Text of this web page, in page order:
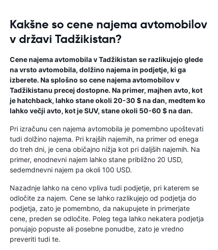
Kakšne so cene najema avtomobilov
v državi Tadžikistan?
Cene najema avtomobila v Tadžikistan se razlikujejo glede
na vrsto avtomobila, dolžino najema in podjetje, ki ga
izberete. Na splošno so cene najema avtomobilov v
Tadžikistanu precej dostopne. Na primer, majhen avto, kot
je hatchback, lahko stane okoli 20-30 $ na dan, medtem ko
lahko večji avto, kot je SUV, stane okoli 50-60 $ na dan.
Pri izračunu cen najema avtomobila je pomembno upoštevati
tudi dolžino najema. Pri krajših najemih, na primer od enega
do treh dni, je cena običajno nižja kot pri daljših najemih. Na
primer, enodnevni najem lahko stane približno 20 USD,
sedemdnevni najem pa okoli 100 USD.
Nazadnje lahko na ceno vpliva tudi podjetje, pri katerem se
odločite za najem. Cene se lahko razlikujejo od podjetja do
podjetja, zato je pomembno, da nakupujete in primerjate
cene, preden se odločite. Poleg tega lahko nekatera podjetja
ponujajo popuste ali posebne ponudbe, zato je vredno
preveriti tudi te.